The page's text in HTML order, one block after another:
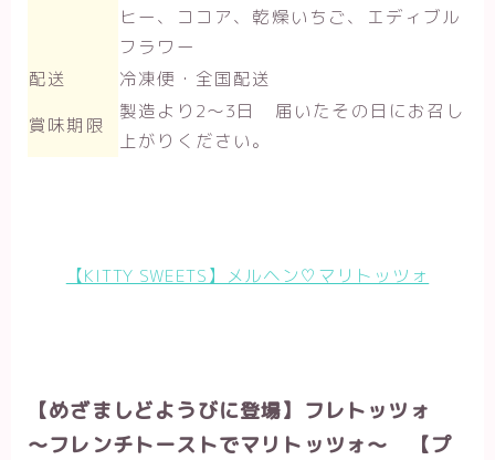
ヒー、ココア、乾燥いちご、エディブル
フラワー
配送
冷凍便・全国配送
賞味期限
製造より2～3日 届いたその日にお召し
上がりください。
【KITTY SWEETS】メルヘン♡マリトッツォ
【めざましどようびに登場】フレトッツォ
～フレンチトーストでマリトッツォ～ 【プ